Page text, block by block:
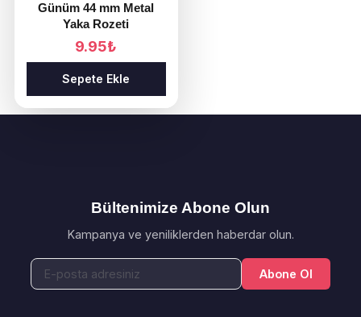
Günüm 44 mm Metal
Yaka Rozeti
9.95₺
Sepete Ekle
Bültenimize Abone Olun
Kampanya ve yeniliklerden haberdar olun.
Abone Ol